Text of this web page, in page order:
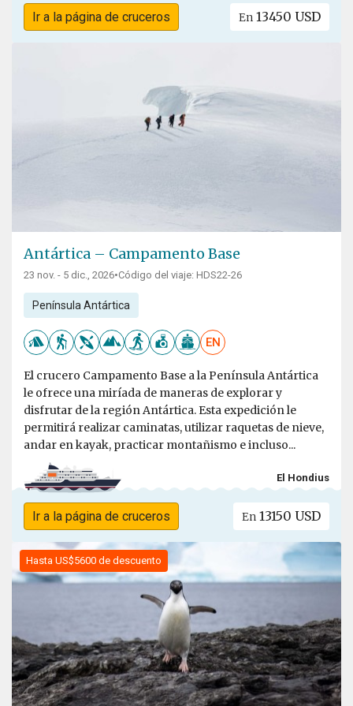
Ir a la página de cruceros En 13450 USD
Antártica – Campamento Base
23 nov. - 5 dic., 2026•Código del viaje: HDS22-26
Península Antártica
EN
El crucero Campamento Base a la Península Antártica
le ofrece una miríada de maneras de explorar y
disfrutar de la región Antártica. Esta expedición le
permitirá realizar caminatas, utilizar raquetas de nieve,
andar en kayak, practicar montañismo e incluso...
El Hondius
Ir a la página de cruceros En 13150 USD
Hasta US$5600 de descuento